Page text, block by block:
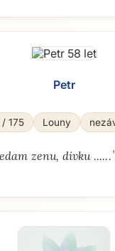
Petr
/ 175 Louny
zenu, divku ......